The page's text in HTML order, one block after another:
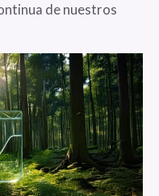
de nuestros